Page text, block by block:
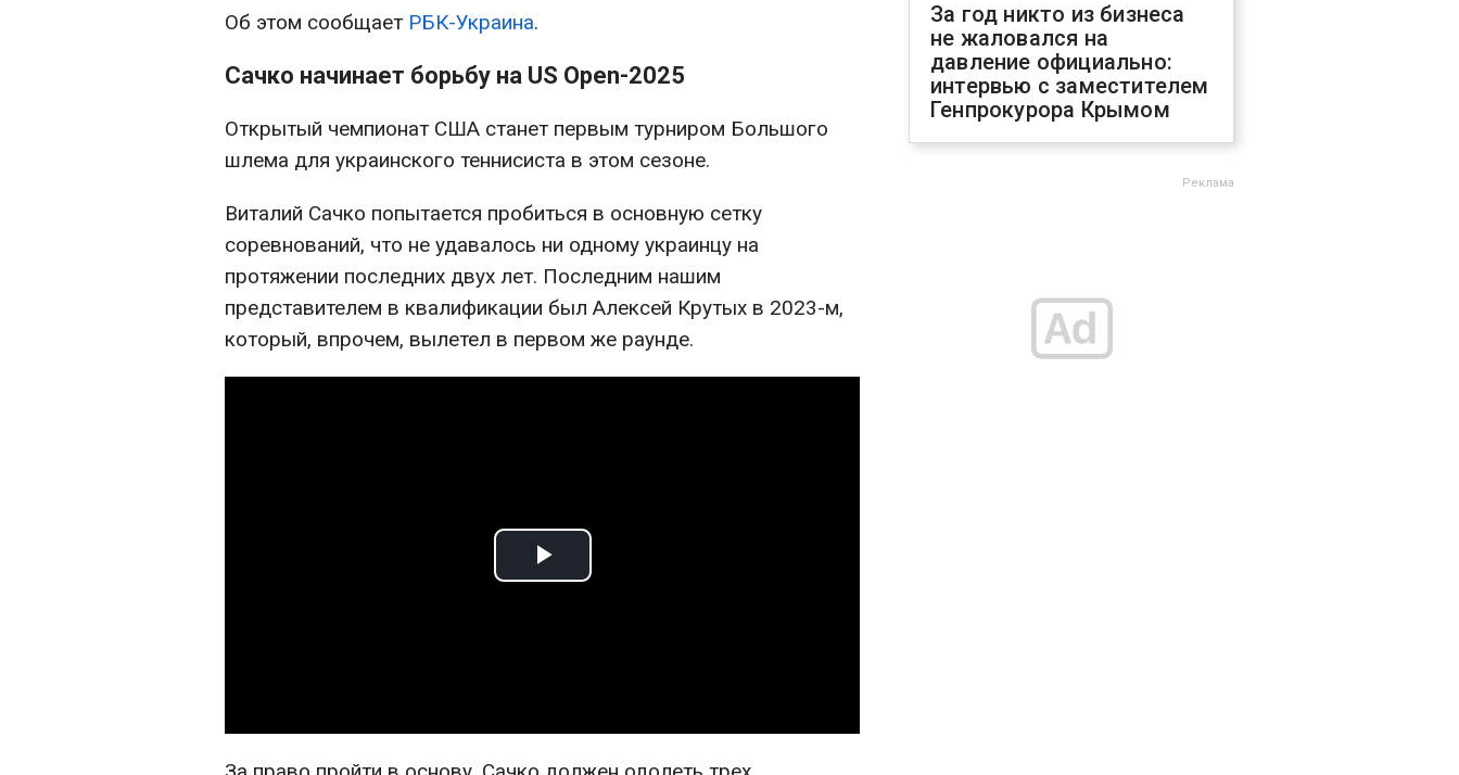
Об этом сообщает РБК-Украина.
Сачко начинает борьбу на US Open-2025
Открытый чемпионат США станет первым турниром Большого
шлема для украинского теннисиста в этом сезоне.
Виталий Сачко попытается пробиться в основную сетку
соревнований, что не удавалось ни одному украинцу на
протяжении последних двух лет. Последним нашим
представителем в квалификации был Алексей Крутых в 2023-м,
который, впрочем, вылетел в первом же раунде.
Play
За год никто из бизнеса
не жаловался на
давление официально:
интервью с заместителем
Генпрокурора Крымом